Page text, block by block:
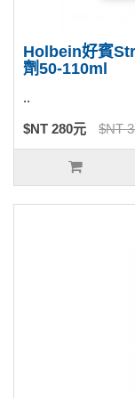
Holbein好賓
劑50-110ml
..
$NT 280元 $NT